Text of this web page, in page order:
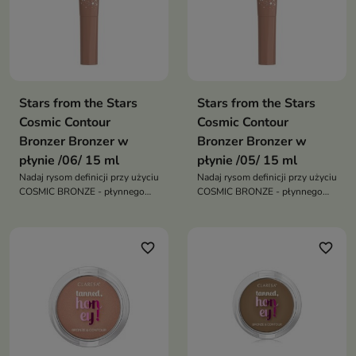
Stars from the Stars
Cosmic Contour
Bronzer Bronzer w
płynie /06/ 15 ml
Nadaj rysom definicji przy użyciu
COSMIC BRONZE - płynnego
Stars from the Stars
Cosmic Contour
Bronzer Bronzer w
płynie /05/ 15 ml
Nadaj rysom definicji przy użyciu
COSMIC BRONZE - płynnego
favorite_border favorite_border